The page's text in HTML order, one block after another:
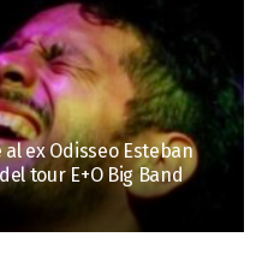
ex Odisseo Esteban
tour E+O Big Band